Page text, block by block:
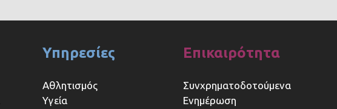
Υπηρεσίες
Αθλητισμός
Υγεία
Επικαιρότητα
Συνχρηματοδοτούμενα
Ενημέρωση